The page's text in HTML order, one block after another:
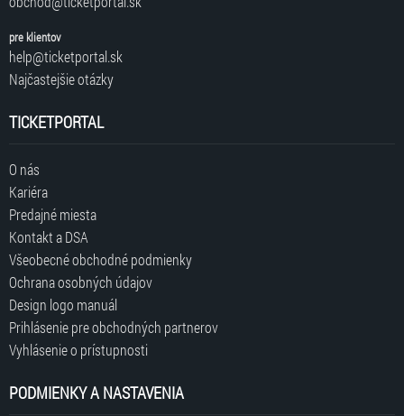
pre klientov
help@ticketportal.sk
Najčastejšie otázky
TICKETPORTAL
O nás
Kariéra
Predajné miesta
Kontakt a DSA
Všeobecné obchodné podmienky
Ochrana osobných údajov
Design logo manuál
Prihlásenie pre obchodných partnerov
Vyhlásenie o prístupnosti
PODMIENKY A NASTAVENIA